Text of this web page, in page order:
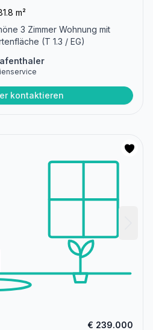
m²
3 Zimmer Wohnung mit
(T 1.3 / EG)
kontaktieren
€ 239.000